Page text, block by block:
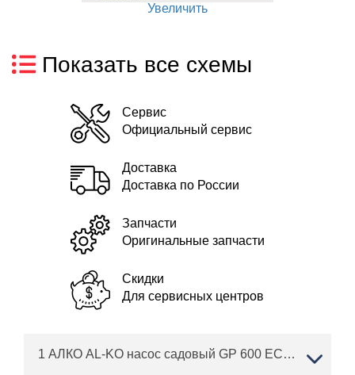
Увеличить
Показать все схемы
Сервис
Официальный сервис
Доставка
Доставка по России
Запчасти
Оригинальные запчасти
Скидки
Для сервисных центров
1 АЛКО AL-KO насос садовый GP 600 ECO Артикул: 113595